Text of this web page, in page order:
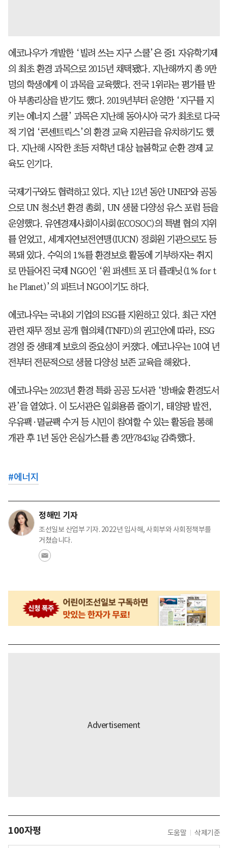
에코나우가 개발한 ‘빌려 쓰는 지구 스쿨’은 중1 자유학기제
의 최초 환경 과목으로 2015년 채택됐다. 지난해까지 총 9만
명의 학생에게 이 과목을 교육했다. 전국 1위라는 평가를 받
아 부총리상을 받기도 했다. 2019년부터 운영한 ‘지구를 지
키는 에너지 스쿨’ 과목은 지난해 동아시아 국가 최초로 다국
적 기업 ‘콘센트릭스’의 환경 교육 지원금을 유치하기도 했
다. 지난해 시작한 초등 저학년 대상 늘봄학교 순환 경제 교
육도 인기다.
국제기구와도 협력하고 있다. 지난 12년 동안 UNEP와 공동
으로 UN 청소년 환경 총회, UN 생물 다양성 유스 포럼 등을
운영했다. 유엔경제사회이사회(ECOSOC)의 특별 협의 지위
를 얻었고, 세계자연보전연맹(IUCN) 정회원 기관으로도 등
록돼 있다. 수익의 1%를 환경보호 활동에 기부하자는 취지
로 만들어진 국제 NGO인 ‘원 퍼센트 포 더 플래닛(1% for t
he Planet)’의 파트너 NGO이기도 하다.
에코나우는 국내외 기업의 ESG를 지원하고 있다. 최근 자연
관련 재무 정보 공개 협의체(TNFD)의 권고안에 따라, ESG
경영 중 생태계 보호의 중요성이 커졌다. 에코나우는 10여 년
전부터 전문적으로 생물 다양성 보존 교육을 해왔다.
에코나우는 2023년 환경 특화 공공 도서관 ‘방배숲 환경도서
관’을 열었다. 이 도서관은 일회용품 줄이기, 태양광 발전,
우유팩·멸균팩 수거 등 시민이 참여할 수 있는 활동을 통해
개관 후 1년 동안 온실가스를 총 2만7843㎏ 감축했다.
#에너지
정해민 기자
조선일보 산업부 기자. 2022년 입사해, 사회부와 사회정책부를
거쳤습니다.
100자평 도움말 삭제기준